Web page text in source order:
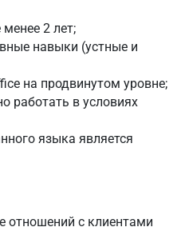
2 лет;
навыки (устные и
на продвинутом уровне;
работать в условиях
языка является
отношений с клиентами